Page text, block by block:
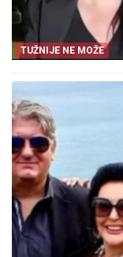
TUŽNIJE NE MOŽE